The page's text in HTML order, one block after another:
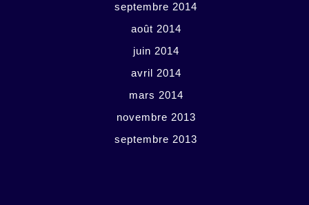
septembre 2014
août 2014
juin 2014
avril 2014
mars 2014
novembre 2013
septembre 2013